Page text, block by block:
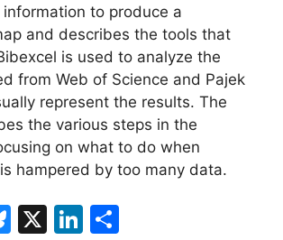
to produce a
and describes the tools that
is used to analyze the
from Web of Science and Pajek
represent the results. The
the various steps in the
on what to do when
hampered by too many data.
Bl X
Li